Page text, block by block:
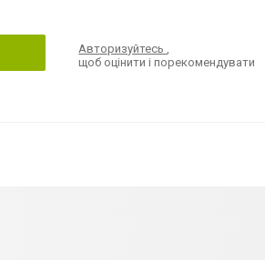
Авторизуйтесь
щоб оцінити і порекомендувати